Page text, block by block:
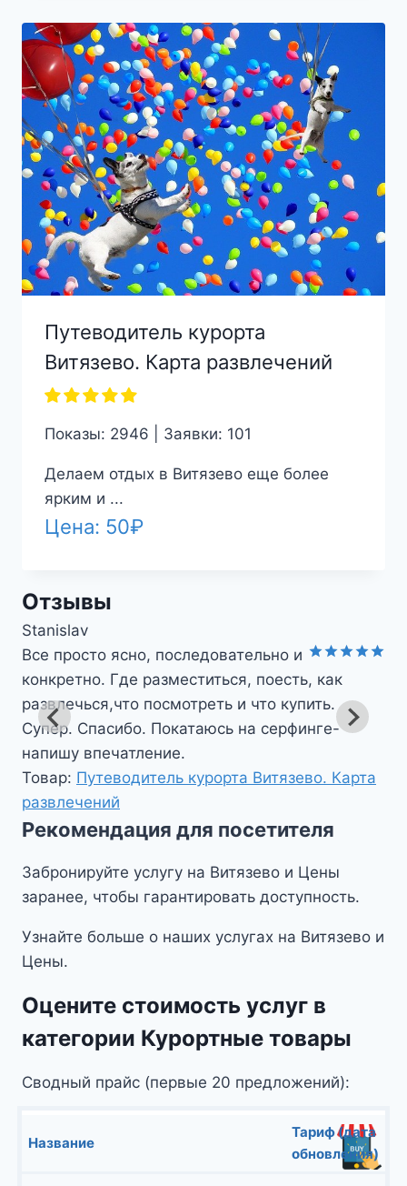
Путеводитель курорта
Витязево. Карта развлечений
Показы: 2946 | Заявки: 101
Делаем отдых в Витязево еще более
ярким и ...
Цена: 50₽
Отзывы
Stanislav
Оценка
из 5
Все просто ясно, последовательно и
конкретно. Где разместиться, поесть, как
развлечься,что посмотреть и что купить.
Супер. Спасибо. Покатаюсь на серфинге-
напишу впечатление.
Товар: Путеводитель курорта Витязево. Карта
развлечений
Рекомендация для посетителя
Забронируйте услугу на Витязево и Цены
заранее, чтобы гарантировать доступность.
Узнайте больше о наших услугах на Витязево и
Цены.
Оцените стоимость услуг в
категории Курортные товары
Сводный прайс (первые 20 предложений):
Название
Тариф (дата
обновления)